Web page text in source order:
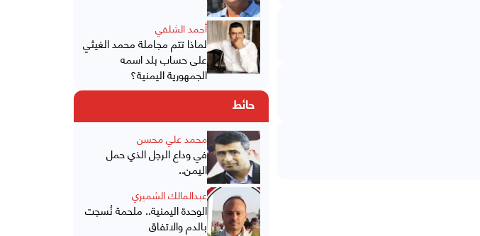
أحمد الشلفي
لماذا تتم مجاملة محمد الغيثي
على حساب بلد اسمه
الجمهورية اليمنية؟
حائط
محمد علي محسن
في وداع الرجل الذي حمل
اليمن..
عبدالمالك الشميري
الوحدة اليمنية.. ملحمة نُسجت
بالدم والاتفاق